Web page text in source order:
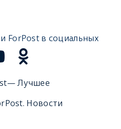
ForPost в социальных
Лучшее
Новости